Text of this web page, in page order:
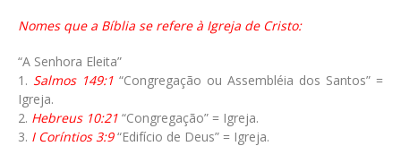
Nomes que a Bíblia se refere à Igreja de Cristo:
“A Senhora Eleita”
1. Salmos 149:1 “Congregação ou Assembléia dos Santos” =
Igreja.
2. Hebreus 10:21 “Congregação” = Igreja.
3. I Coríntios 3:9“Edifício de Deus” = Igreja.